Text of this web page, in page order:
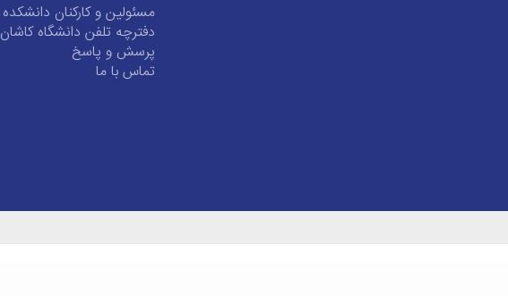
مسئولین و کارکنان دانشکده
دفترچه تلفن دانشگاه کاشان
پرسش و پاسخ
تماس با ما